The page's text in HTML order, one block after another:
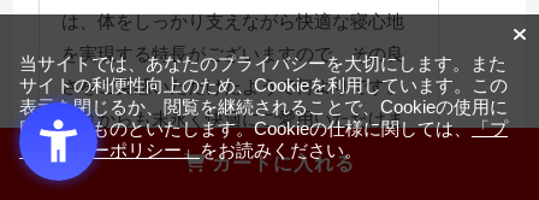
カートに入れる
は、体をしっかり支えながら快適な寝心地
を実現する特長がございますので、その良
さをご実感いただけたようで何よりです。
これからも末永く快適にご愛用いただけま
したら幸いです。
今後ともよろしくお願いいたします。
当サイトでは、あなたのプライバシーを大切にします。また
サイトの利便性向上のため、Cookieを利用しています。この
表示を閉じるか、閲覧を継続されることで、Cookieの使用に
同意するものといたします。Cookieの仕様に関しては、「プ
ライバシーポリシー」をお読みください。